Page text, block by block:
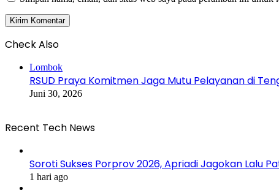
Check Also
Lombok
RSUD Praya Komitmen Jaga Mutu Pelayanan di
Juni 30, 2026
Recent Tech News
Soroti Sukses Porprov 2026, Apriadi Jagokan Lalu
1 hari ago